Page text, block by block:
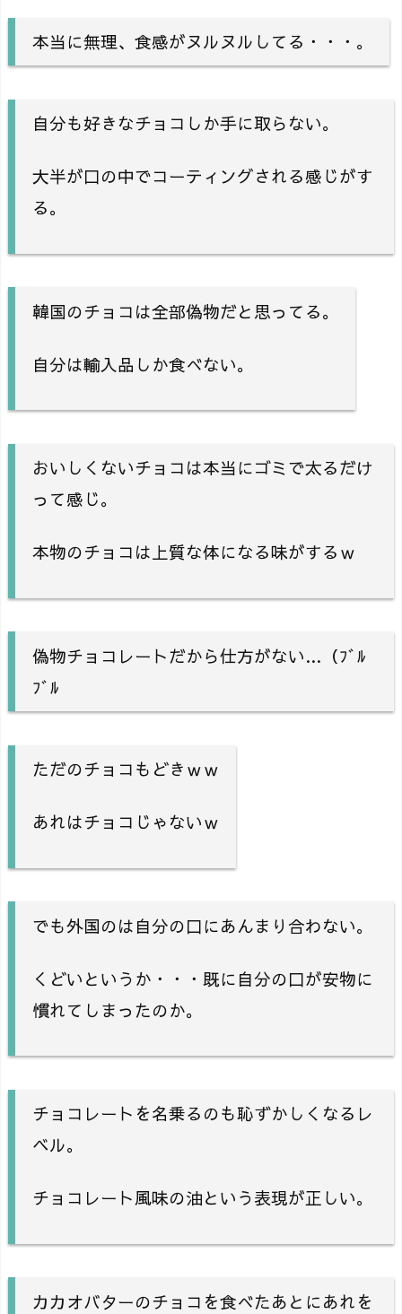
本当に無理、食感がヌルヌルしてる・・・。
自分も好きなチョコしか手に取らない。
大半が口の中でコーティングされる感じがす
る。
韓国のチョコは全部偽物だと思ってる。
自分は輸入品しか食べない。
おいしくないチョコは本当にゴミで太るだけ
って感じ。
本物のチョコは上質な体になる味がするｗ
偽物チョコレートだから仕方がない…（ﾌﾞﾙ
ﾌﾞﾙ
ただのチョコもどきｗｗ
あれはチョコじゃないｗ
でも外国のは自分の口にあんまり合わない。
くどいというか・・・既に自分の口が安物に
慣れてしまったのか。
チョコレートを名乗るのも恥ずかしくなるレ
ベル。
チョコレート風味の油という表現が正しい。
カカオバターのチョコを食べたあとにあれを